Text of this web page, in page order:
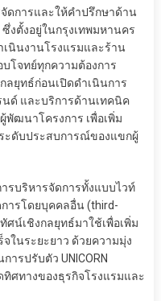
จัดการและให้คำปรึกษาด้าน
งตั้งอยู่ในกรุงเทพมหานคร
นินงานโรงแรมและร้าน
โจทย์ทุกความต้องการ
ยุทธ์ก่อนเปิดดำเนินการ
นด์ และบริการด้านเทคนิค
พัฒนาโครงการ เพื่อเพิ่ม
ะดับประสบการณ์ของแขกผู้
ารบริหารจัดการทั้งแบบไวท์
การโดยบุคคลอื่น (third-
น์เชิงกลยุทธ์มาใช้เพื่อเพิ่ม
ในระยะยาว ด้วยความมุ่ง
รปรับตัว UNICORN
ทิศทางของธุรกิจโรงแรมและ